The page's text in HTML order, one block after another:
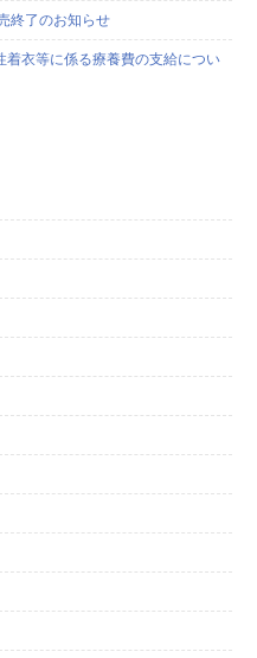
終了のお知らせ
着衣等に係る療養費の支給につい